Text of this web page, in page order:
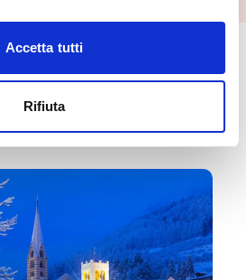
Accetta tutti
Rifiuta
di